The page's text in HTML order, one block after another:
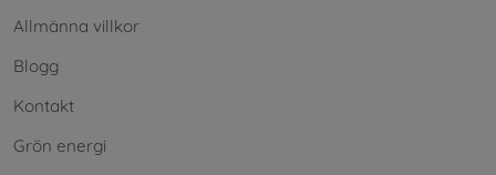
Allmänna villkor
Blogg
Kontakt
Grön energi